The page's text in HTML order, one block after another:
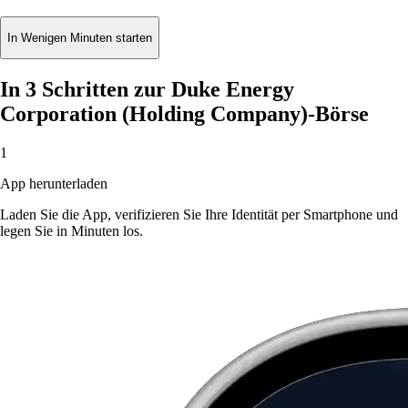
In Wenigen Minuten starten
In 3 Schritten zur Duke Energy
Corporation (Holding Company)-Börse
1
App herunterladen
Laden Sie die App, verifizieren Sie Ihre Identität per Smartphone und
legen Sie in Minuten los.